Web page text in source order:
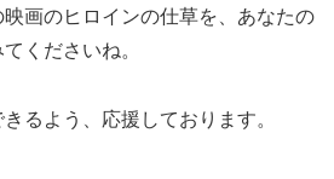
画のヒロインの仕草を、あなたの
くださいね。
るよう、応援しております。